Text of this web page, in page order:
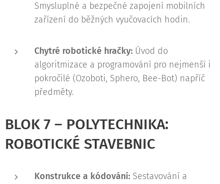
Smysluplné a bezpečné zapojení mobilních
zařízení do běžných vyučovacích hodin.
Chytré robotické hračky: Úvod do
algoritmizace a programování pro nejmenší i
pokročilé (Ozoboti, Sphero, Bee-Bot) napříč
předměty.
BLOK 7 – POLYTECHNIKA:
ROBOTICKÉ STAVEBNIC
Konstrukce a kódování: Sestavování a